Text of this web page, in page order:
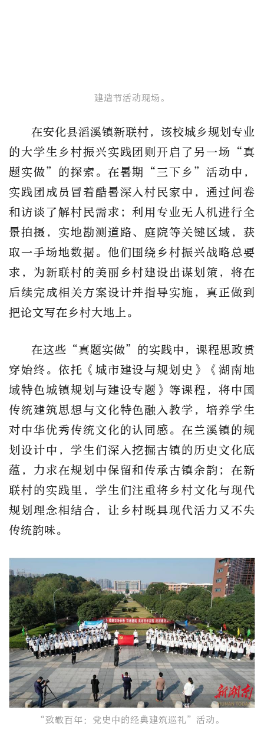
建造节活动现场。
在安化县滔溪镇新联村，该校城乡规划专业
的大学生乡村振兴实践团则开启了另一场“真
题实做”的探索。在暑期“三下乡”活动中，
实践团成员冒着酷暑深入村民家中，通过问卷
和访谈了解村民需求；利用专业无人机进行全
景拍摄，实地勘测道路、庭院等关键区域，获
取一手场地数据。他们围绕乡村振兴战略总要
求，为新联村的美丽乡村建设出谋划策，将在
后续完成相关方案设计并指导实施，真正做到
把论文写在乡村大地上。
在这些“真题实做”的实践中，课程思政贯
穿始终。依托《城市建设与规划史》《湖南地
域特色城镇规划与建设专题》等课程，将中国
传统建筑思想与文化特色融入教学，培养学生
对中华优秀传统文化的认同感。在兰溪镇的规
划设计中，学生们深入挖掘古镇的历史文化底
蕴，力求在规划中保留和传承古镇余韵；在新
联村的实践里，学生们注重将乡村文化与现代
规划理念相结合，让乡村既具现代活力又不失
传统韵味。
“致敬百年：党史中的经典建筑巡礼”活动。